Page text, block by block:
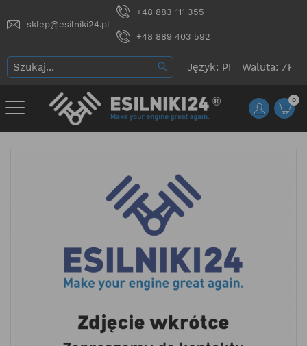
sklep@esilniki24.pl
+48 883 111 355
+48 889 403 592
Język: Waluta:
0